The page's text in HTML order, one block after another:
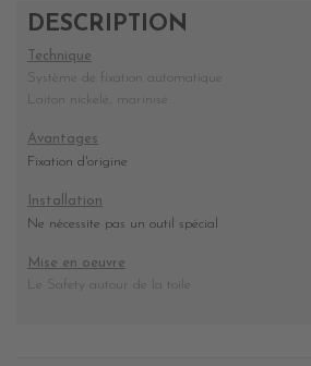
DESCRIPTION
Technique
Système de fixation automatique
Laiton nickelé, marinisé
Avantages
Fixation d'origine
Installation
Ne nécessite pas un outil spécial
Mise en oeuvre
Le Safety autour de la toile